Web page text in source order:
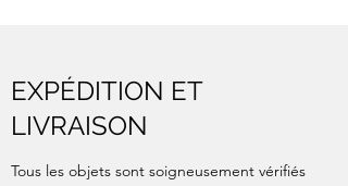
EXPÉDITION ET
LIVRAISON
Tous les objets sont soigneusement vérifiés